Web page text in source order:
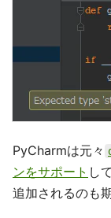
PyCharmは元々
ンをサポート し
追加されるのも